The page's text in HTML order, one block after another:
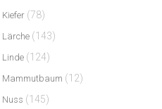
Kiefer (78)
Lärche (143)
Linde (124)
Mammutbaum (12)
Nuss (145)